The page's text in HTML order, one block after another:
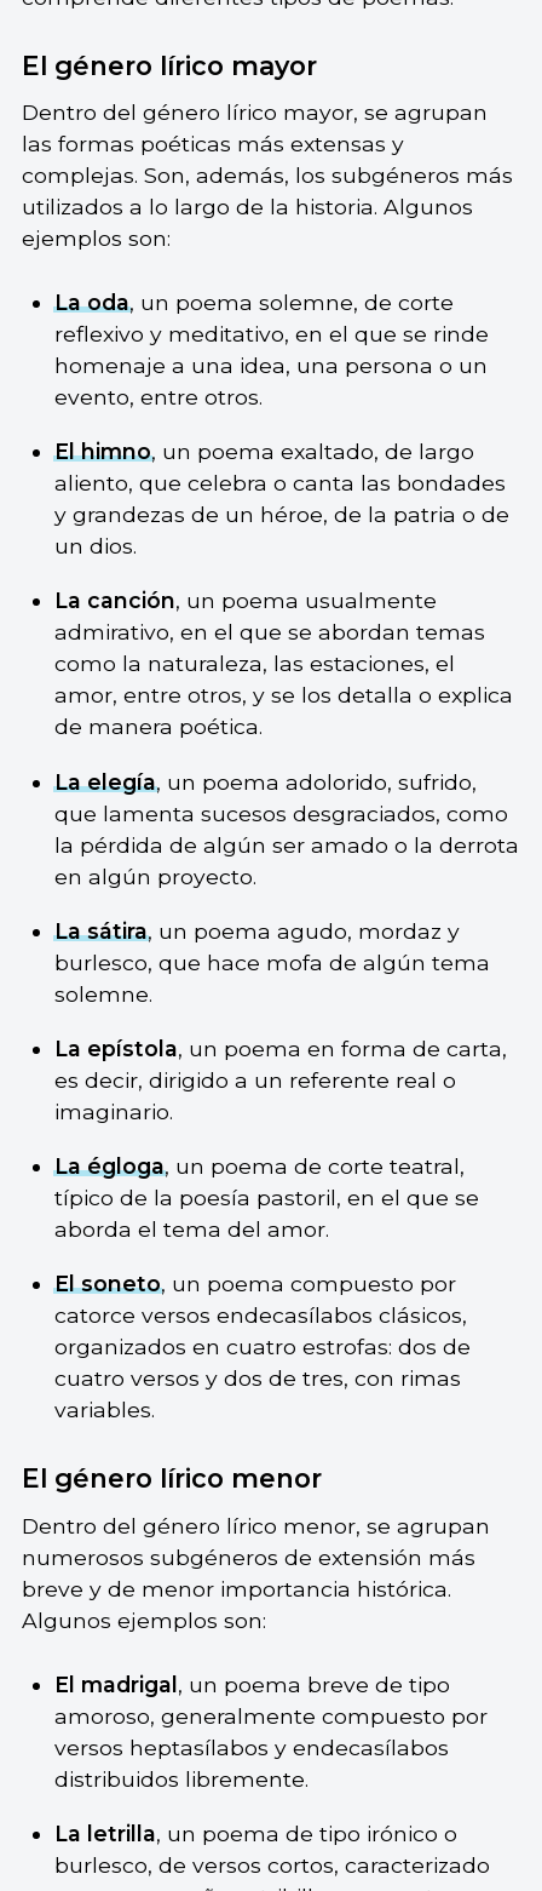
El género lírico mayor
Dentro del género lírico mayor, se agrupan
las formas poéticas más extensas y
complejas. Son, además, los subgéneros más
utilizados a lo largo de la historia. Algunos
ejemplos son:
La oda, un poema solemne, de corte
reflexivo y meditativo, en el que se rinde
homenaje a una idea, una persona o un
evento, entre otros.
El himno, un poema exaltado, de largo
aliento, que celebra o canta las bondades
y grandezas de un héroe, de la patria o de
un dios.
La canción, un poema usualmente
admirativo, en el que se abordan temas
como la naturaleza, las estaciones, el
amor, entre otros, y se los detalla o explica
de manera poética.
La elegía, un poema adolorido, sufrido,
que lamenta sucesos desgraciados, como
la pérdida de algún ser amado o la derrota
en algún proyecto.
La sátira, un poema agudo, mordaz y
burlesco, que hace mofa de algún tema
solemne.
La epístola, un poema en forma de carta,
es decir, dirigido a un referente real o
imaginario.
La égloga, un poema de corte teatral,
típico de la poesía pastoril, en el que se
aborda el tema del amor.
El soneto, un poema compuesto por
catorce versos endecasílabos clásicos,
organizados en cuatro estrofas: dos de
cuatro versos y dos de tres, con rimas
variables.
El género lírico menor
Dentro del género lírico menor, se agrupan
numerosos subgéneros de extensión más
breve y de menor importancia histórica.
Algunos ejemplos son:
El madrigal, un poema breve de tipo
amoroso, generalmente compuesto por
versos heptasílabos y endecasílabos
distribuidos libremente.
La letrilla, un poema de tipo irónico o
burlesco, de versos cortos, caracterizado